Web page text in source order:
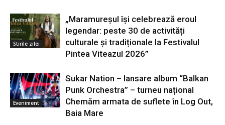
Stirile zilei
„Maramureșul își celebrează eroul
legendar: peste 30 de activități
culturale și tradiționale la Festivalul
Pintea Viteazul 2026”
Eveniment
Sukar Nation – lansare album “Balkan
Punk Orchestra” – turneu național
Chemăm armata de suflete în Log Out,
Baia Mare